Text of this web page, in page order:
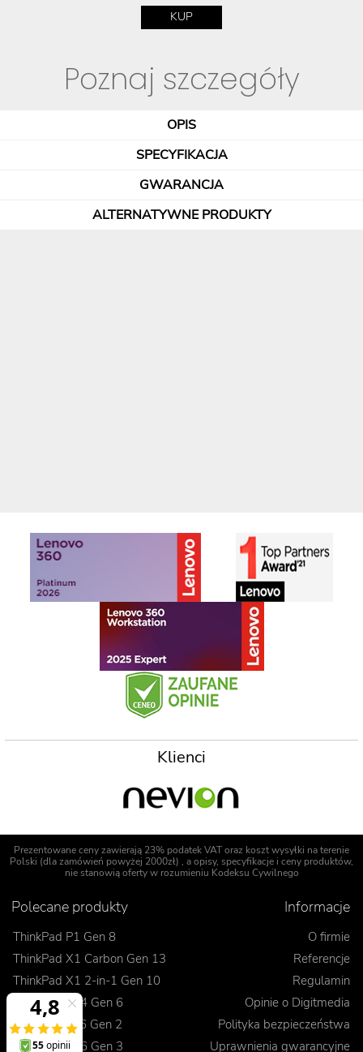
KUP
Poznaj szczegóły
OPIS
SPECYFIKACJA
GWARANCJA
ALTERNATYWNE PRODUKTY
Klienci
Prezentowane ceny zawierają 23% podatek VAT oraz koszt wysyłki na terenie
Polski (dla zamówień powyżej 2000zł) , a opisy, specyfikacje i ceny produktów,
nie stanowią oferty w rozumieniu Kodeksu Cywilnego
Polecane produkty
ThinkPad P1 Gen 8
ThinkPad X1 Carbon Gen 13
ThinkPad X1 2-in-1 Gen 10
ThinkPad T14 Gen 6
ThinkPad L16 Gen 2
ThinkPad E16 Gen 3
Informacje
O firmie
Referencje
Regulamin
Opinie o Digitmedia
Polityka bezpieczeństwa
Uprawnienia gwarancyjne